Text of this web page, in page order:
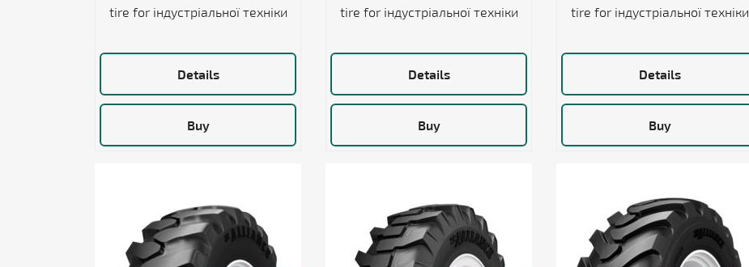
tire for індустріальної техніки
Details
Buy
tire for індустріальної техніки
Details
Buy
tire for індустріальної техніки
Details
Buy